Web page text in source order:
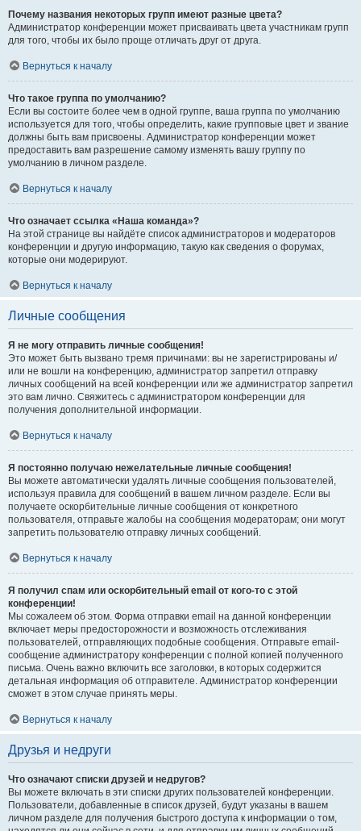
Почему названия некоторых групп имеют разные цвета?
Администратор конференции может присваивать цвета участникам групп
для того, чтобы их было проще отличать друг от друга.
Вернуться к началу
Что такое группа по умолчанию?
Если вы состоите более чем в одной группе, ваша группа по умолчанию
используется для того, чтобы определить, какие групповые цвет и звание
должны быть вам присвоены. Администратор конференции может
предоставить вам разрешение самому изменять вашу группу по
умолчанию в личном разделе.
Вернуться к началу
Что означает ссылка «Наша команда»?
На этой странице вы найдёте список администраторов и модераторов
конференции и другую информацию, такую как сведения о форумах,
которые они модерируют.
Вернуться к началу
Личные сообщения
Я не могу отправить личные сообщения!
Это может быть вызвано тремя причинами: вы не зарегистрированы и/
или не вошли на конференцию, администратор запретил отправку
личных сообщений на всей конференции или же администратор запретил
это вам лично. Свяжитесь с администратором конференции для
получения дополнительной информации.
Вернуться к началу
Я постоянно получаю нежелательные личные сообщения!
Вы можете автоматически удалять личные сообщения пользователей,
используя правила для сообщений в вашем личном разделе. Если вы
получаете оскорбительные личные сообщения от конкретного
пользователя, отправьте жалобы на сообщения модераторам; они могут
запретить пользователю отправку личных сообщений.
Вернуться к началу
Я получил спам или оскорбительный email от кого-то с этой
конференции!
Мы сожалеем об этом. Форма отправки email на данной конференции
включает меры предосторожности и возможность отслеживания
пользователей, отправляющих подобные сообщения. Отправьте email-
сообщение администратору конференции с полной копией полученного
письма. Очень важно включить все заголовки, в которых содержится
детальная информация об отправителе. Администратор конференции
сможет в этом случае принять меры.
Вернуться к началу
Друзья и недруги
Что означают списки друзей и недругов?
Вы можете включать в эти списки других пользователей конференции.
Пользователи, добавленные в список друзей, будут указаны в вашем
личном разделе для получения быстрого доступа к информации о том,